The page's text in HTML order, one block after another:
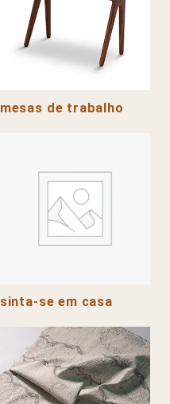
mesas de trabalho
sinta-se em casa